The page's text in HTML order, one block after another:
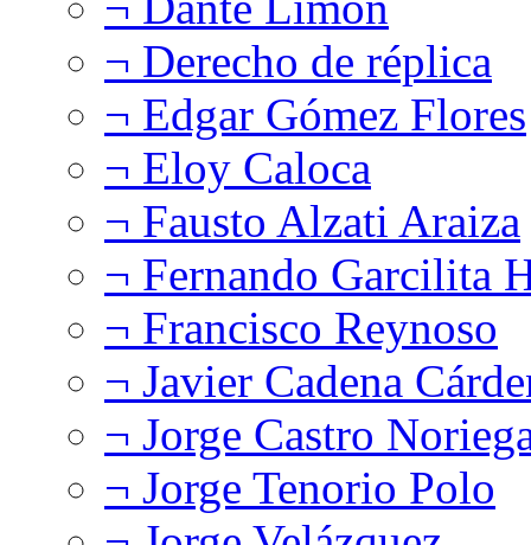
¬ Derecho de réplica
¬ Edgar Gómez Flores
¬ Eloy Caloca
¬ Fausto Alzati Araiza
¬ Fernando Garcilita
¬ Francisco Reynoso
¬ Javier Cadena
¬ Jorge Castro
¬ Jorge Tenorio Polo